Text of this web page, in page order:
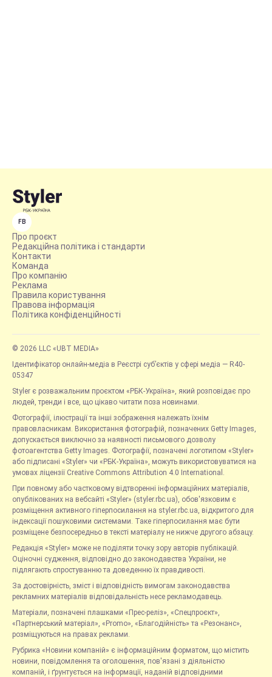
FB
Про проєкт
Редакційна політика і стандарти
Контакти
Команда
Про компанію
Реклама
Правила користування
Правова інформація
Політика конфіденційності
© 2026 LLC «UBT MEDIA»
Ідентифікатор онлайн-медіа в Реєстрі суб’єктів у сфері медіа — R40-
05347
Styler є розважальним проєктом «РБК-Україна», який розповідає про
людей, тренди і все, що цікаво читати поза новинами.
Фотографії, ілюстрації та інші зображення належать їхнім
правовласникам. Використання фотографій, позначених Getty Images,
допускається виключно за наявності письмового дозволу
фотоагентства Getty Images. Фотографії, позначені логотипом «Styler»
або підписані «Styler» чи «РБК-Україна», можуть використовуватися на
умовах ліцензії Creative Commons Attribution 4.0 International.
При повному або частковому відтворенні інформаційних матеріалів,
опублікованих на вебсайті «Styler» (styler.rbc.ua), обов'язковим є
розміщення активного гіперпосилання на styler.rbc.ua, відкритого для
індексації пошуковими системами. Таке гіперпосилання має бути
розміщене безпосередньо в тексті матеріалу не нижче другого абзацу.
Редакція «Styler» може не поділяти точку зору авторів публікацій.
Оціночні судження, відповідно до законодавства України, не
підлягають спростуванню та доведенню їх правдивості.
За достовірність, зміст і відповідність вимогам законодавства
рекламних матеріалів відповідальність несе рекламодавець.
Матеріали, позначені плашками «Прес-реліз», «Спецпроєкт»,
«Партнерський матеріал», «Promo», «Благодійність» та «Резонанс»,
розміщуються на правах реклами.
Рубрика «Новини компаній» є інформаційним форматом, що містить
новини, повідомлення та оголошення, пов'язані з діяльністю
компаній, і ґрунтується на інформації, наданій відповідними